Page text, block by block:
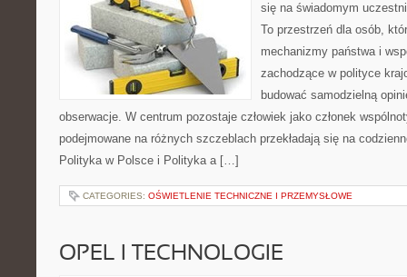
się na świadomym
To przestrzeń dla osób,
mechanizmy państwa i
zachodzące w polityce
budować samodzielną
obserwacje. W centrum pozostaje człowiek jako członek
podejmowane na różnych szczeblach przekładają się na
Polityka w Polsce i Polityka a […]
CATEGORIES: OŚWIETLENIE TECHNICZNE I PRZEMYSŁOWE
OPEL I TECHNOLOGIE